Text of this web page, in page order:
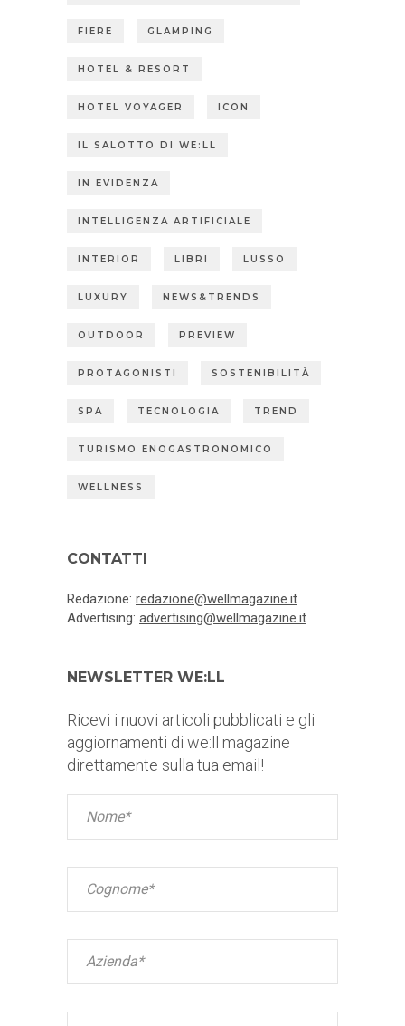
FIERE GLAMPING
HOTEL & RESORT
HOTEL VOYAGER ICON
IL SALOTTO DI WE:LL
IN EVIDENZA
INTELLIGENZA ARTIFICIALE
INTERIOR LIBRI LUSSO
LUXURY NEWS&TRENDS
OUTDOOR PREVIEW
PROTAGONISTI SOSTENIBILITÀ
SPA TECNOLOGIA TREND
TURISMO ENOGASTRONOMICO
WELLNESS
CONTATTI
Redazione: redazione@wellmagazine.it
Advertising: advertising@wellmagazine.it
NEWSLETTER WE:LL
Ricevi i nuovi articoli pubblicati e gli
aggiornamenti di we:ll magazine
direttamente sulla tua email!